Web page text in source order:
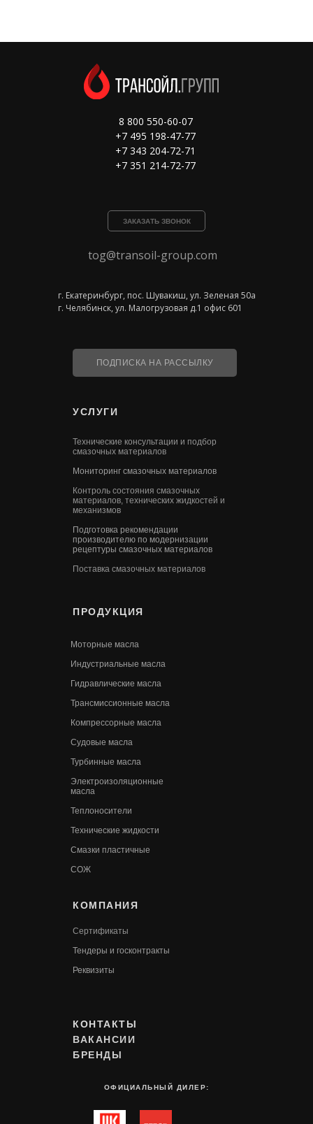
УСЛУГИ
Технические консультации и подбор
смазочных материалов
Мониторинг смазочных материалов
Контроль состояния смазочных
материалов, технических жидкостей и
механизмов
Подготовка рекомендации
производителю по модернизации
рецептуры смазочных материалов
Поставка смазочных материалов
ПРОДУКЦИЯ
КОМПАНИЯ
ПОДПИСКА НА РАССЫЛКУ
8 800 550-60-07
+7 495 198-47-77
+7 343 204-72-71
+7 351 214-72-77
ЗАКАЗАТЬ ЗВОНОК
tog@transoil-group.com
г. Екатеринбург, пос. Шувакиш, ул. Зеленая 50а
г. Челябинск, ул. Малогрузовая д.1 офис 601
Моторные масла
Индустриальные масла
Гидравлические масла
Трансмиссионные масла
Компрессорные масла
Судовые масла
Турбинные масла
Электроизоляционные
масла
Теплоносители
Технические жидкости
Смазки пластичные
СОЖ
Сертификаты
Тендеры и госконтракты
Реквизиты
КОНТАКТЫ
ОФИЦИАЛЬНЫЙ ДИЛЕР:
БРЕНДЫ
ВАКАНСИИ